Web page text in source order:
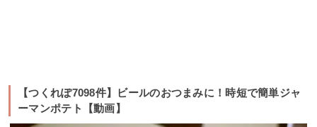
【つくれぽ7098件】ビールのおつまみに！時短で簡単ジャ
ーマンポテト【動画】